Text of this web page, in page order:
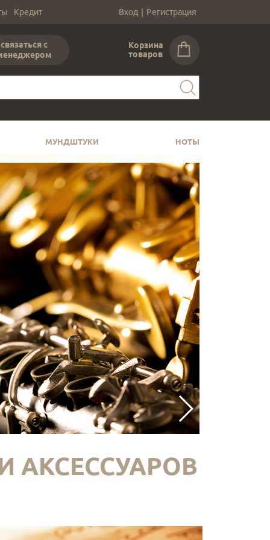
Кредит Вход | Регистрация
связаться с
Корзина
товаров
МУНДШТУКИ НОТЫ
АКСЕССУАРОВ